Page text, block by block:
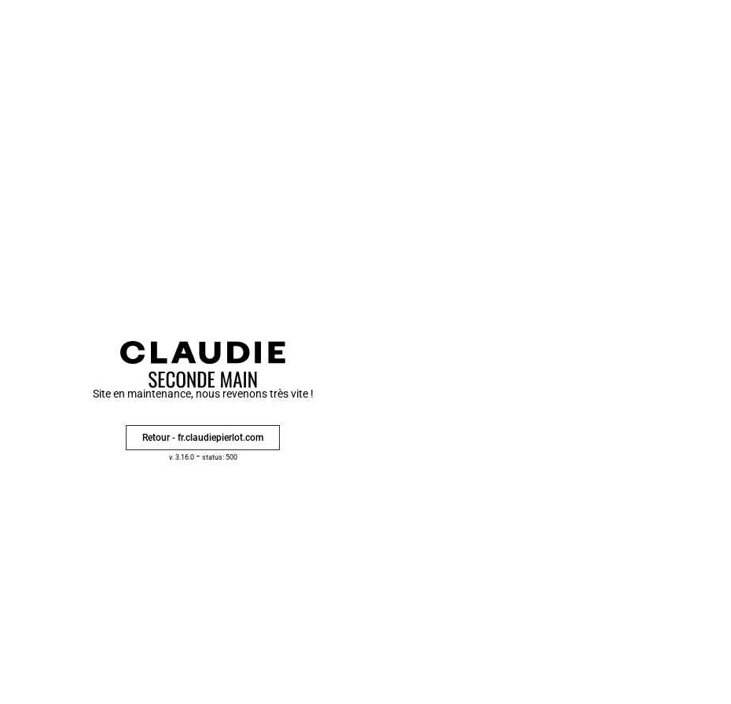
Site en maintenance, nous revenons très vite !
Retour - fr.claudiepierlot.com
v. 3.16.0- status: 500